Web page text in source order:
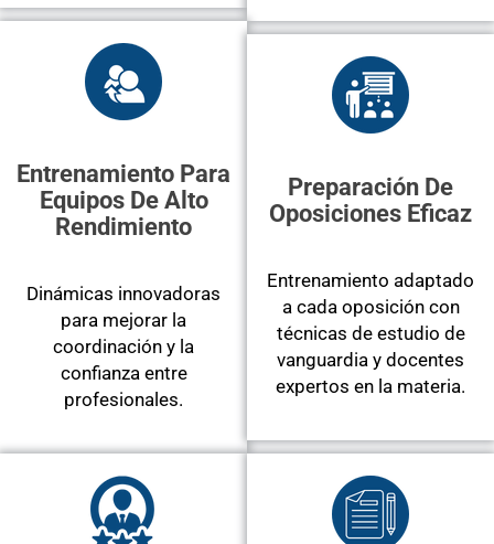
Entrenamiento Para
Equipos De Alto
Rendimiento
Dinámicas innovadoras
para mejorar la
coordinación y la
confianza entre
profesionales.
Preparación De
Oposiciones Eficaz
Entrenamiento adaptado
a cada oposición con
técnicas de estudio de
vanguardia y docentes
expertos en la materia.